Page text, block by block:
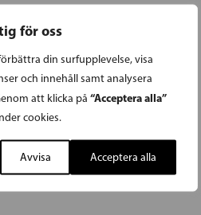
för oss
din surfupplevelse, visa
och innehåll samt analysera
att klicka på “Acceptera alla”
cookies.
Avvisa Acceptera alla
evenemang.
r.p. (nedan SFP)
4